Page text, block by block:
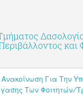
Ανακοίνωση Για Την
Των Φοιτητών/